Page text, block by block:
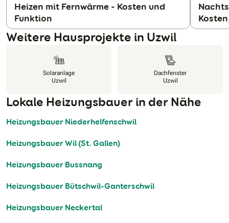
Heizen mit Fernwärme - Kosten und
Funktion
Weitere Hausprojekte in Uzwil
Solaranlage
Uzwil
Dachfenster
Uzwil
Lokale Heizungsbauer in der Nähe
Heizungsbauer Niederhelfenschwil
Heizungsbauer Wil (St. Gallen)
Heizungsbauer Bussnang
Heizungsbauer Bütschwil-Ganterschwil
Heizungsbauer Neckertal